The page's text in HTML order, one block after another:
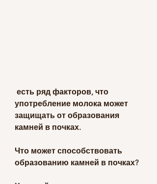
употребление молока может
защищать от образования
камней в почках.
Что может способствовать
образованию камней в почках?